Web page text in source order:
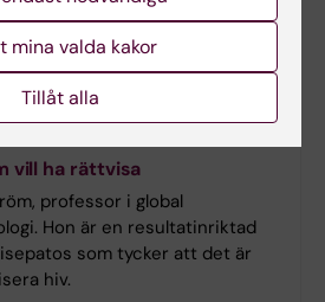
vill ha rättvisa
professor i global
Hon är en resultatinriktad
som tycker att det är
hiv.
mina valda kakor
Tillåt alla